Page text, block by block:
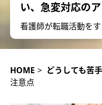
い、急変対応の
看護師が転職活動を
HOME > どうしても苦
注意点